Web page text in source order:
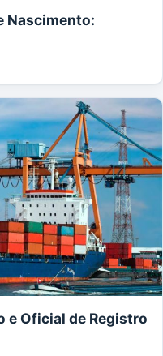
Nascimento:
e Oficial de Registro